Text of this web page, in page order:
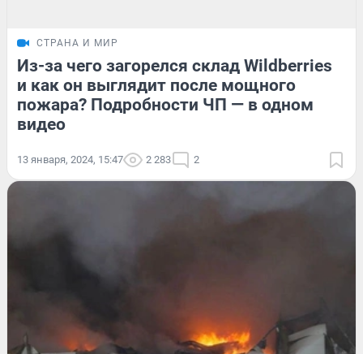
СТРАНА И МИР
Из-за чего загорелся склад Wildberries
и как он выглядит после мощного
пожара? Подробности ЧП — в одном
видео
13 января, 2024, 15:47 2 283 2